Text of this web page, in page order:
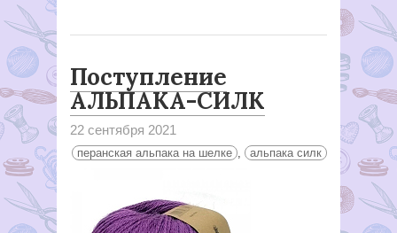
Поступление
АЛЬПАКА-СИЛК
22 сентября 2021
перанская альпака на шелке , альпака силк